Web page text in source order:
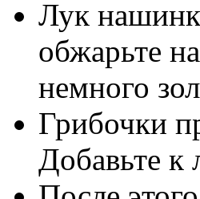
Лук
обжарьте
немного
Грибочки
Добавьте к